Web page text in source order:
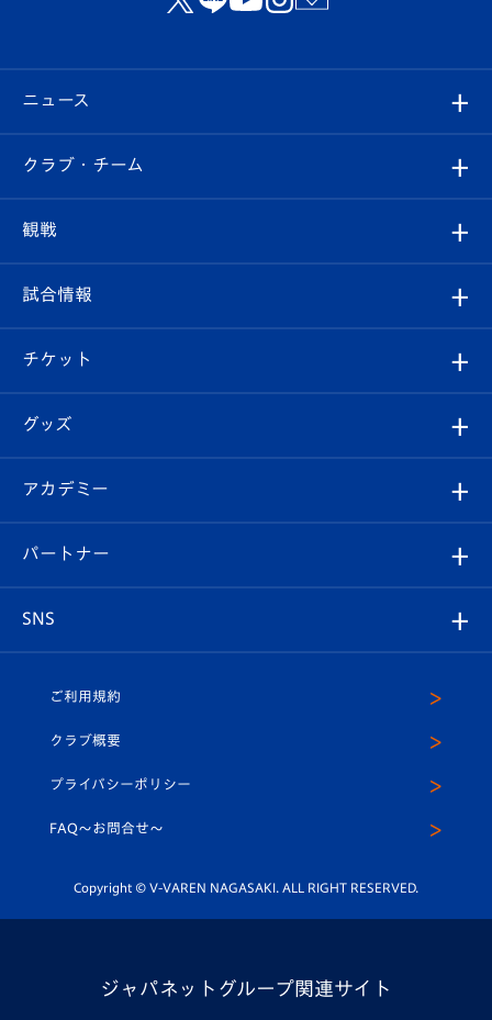
ニュース
すべて
クラブ
試合情報
チケット
イベント
メディア
ホームタウン
クラブ・チーム
クラブ概要
エンブレム紹介
スタッフプロフィール
マスコット紹介
平和祈念活動
ホームタウン活動
観戦
観戦ルール
はじめての観戦ガイド
Revive Team
ヴィヴィくんの長崎おもてなしガイド
試合情報
試合日程/結果
フォトギャラリー
スタジアムグルメ
チケット
チケット
V-LOVERS（ファンクラブ）
プレイヤーズスイート
グッズ
オンラインショップ
店舗情報
アカデミー
育成からのお知らせ
U-18
スクール
パートナー
SNS
ヴィヴィくんインスタグラム
公式LINE＠
ご利用規約
クラブ概要
プライバシーポリシー
FAQ〜お問合せ〜
Copyright © V-VAREN NAGASAKI. ALL RIGHT RESERVED.
ジャパネットグループ関連サイト